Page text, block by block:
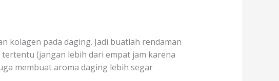
kolagen pada daging. Jadi buatlah rendaman
(jangan lebih dari empat jam karena
membuat aroma daging lebih segar